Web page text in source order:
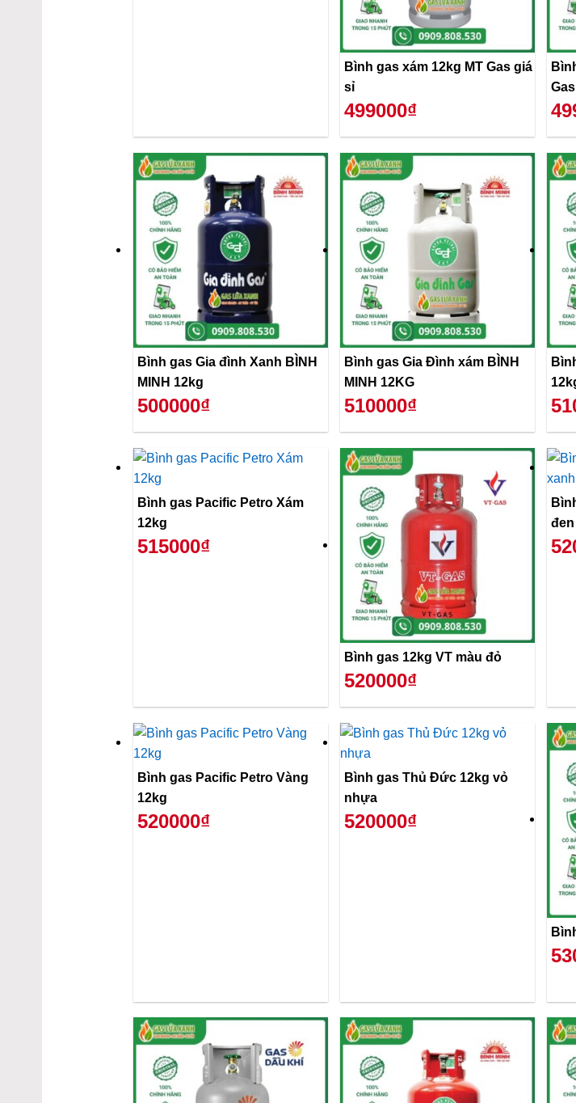
Bình gas xám 12kg MT Gas giá
sỉ
499000₫
Bình gas Gia đình Xanh BÌNH
MINH 12kg
500000₫
Bình gas Gia Đình xám BÌNH
MINH 12KG
510000₫
Bình gas Pacific Petro Xám
12kg
515000₫
Bình gas 12kg VT màu đỏ
520000₫
đen
Bình gas Pacific Petro Vàng
12kg
520000₫
Bình gas Thủ Đức 12kg vỏ
nhựa
520000₫